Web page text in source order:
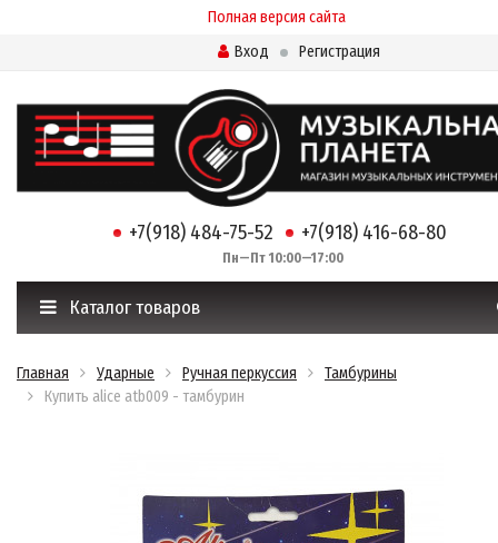
Полная версия сайта
Вход
Регистрация
+7(918) 484-75-52 +7(918) 416-68-80
Пн—Пт 10:00—17:00
Каталог товаров
Главная Ударные Ручная перкуссия
Тамбурины
Купить alice atb009 - тамбурин